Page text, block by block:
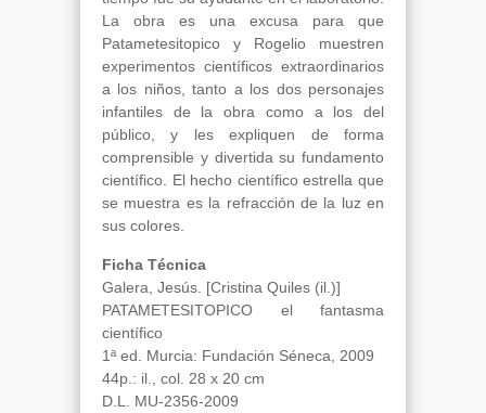
La obra es una excusa para que
Patametesitopico y Rogelio muestren
experimentos científicos extraordinarios
a los niños, tanto a los dos personajes
infantiles de la obra como a los del
público, y les expliquen de forma
comprensible y divertida su fundamento
científico. El hecho científico estrella que
se muestra es la refracción de la luz en
sus colores.
Ficha Técnica
Galera, Jesús. [Cristina Quiles (il.)]
PATAMETESITOPICO el fantasma
científico
1ª ed. Murcia: Fundación Séneca, 2009
44p.: il., col. 28 x 20 cm
D.L. MU-2356-2009